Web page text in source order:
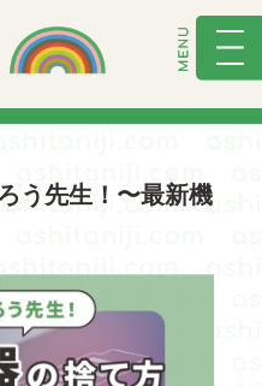
う先生！〜最新機